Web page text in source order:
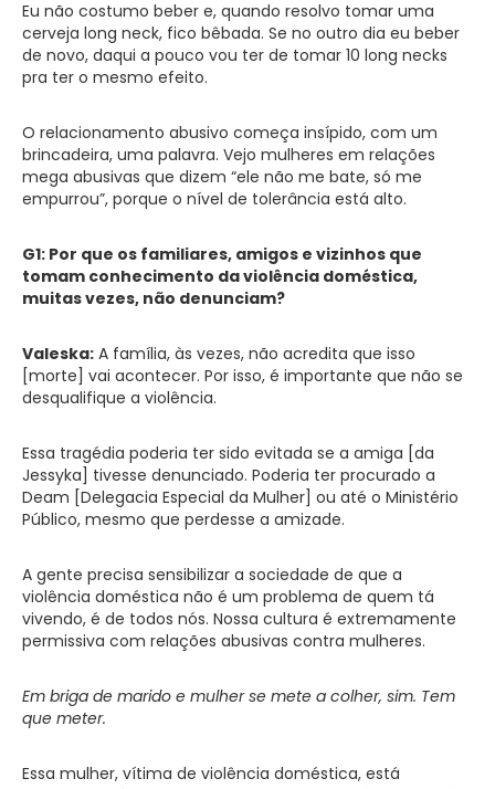
Eu não costumo beber e, quando resolvo tomar uma
cerveja long neck, fico bêbada. Se no outro dia eu beber
de novo, daqui a pouco vou ter de tomar 10 long necks
pra ter o mesmo efeito.
O relacionamento abusivo começa insípido, com um
brincadeira, uma palavra. Vejo mulheres em relações
mega abusivas que dizem “ele não me bate, só me
empurrou”, porque o nível de tolerância está alto.
G1: Por que os familiares, amigos e vizinhos que
tomam conhecimento da violência doméstica,
muitas vezes, não denunciam?
Valeska: A família, às vezes, não acredita que isso
[morte] vai acontecer. Por isso, é importante que não se
desqualifique a violência.
Essa tragédia poderia ter sido evitada se a amiga [da
Jessyka] tivesse denunciado. Poderia ter procurado a
Deam [Delegacia Especial da Mulher] ou até o Ministério
Público, mesmo que perdesse a amizade.
A gente precisa sensibilizar a sociedade de que a
violência doméstica não é um problema de quem tá
vivendo, é de todos nós. Nossa cultura é extremamente
permissiva com relações abusivas contra mulheres.
Em briga de marido e mulher se mete a colher, sim. Tem
que meter.
Essa mulher, vítima de violência doméstica, está